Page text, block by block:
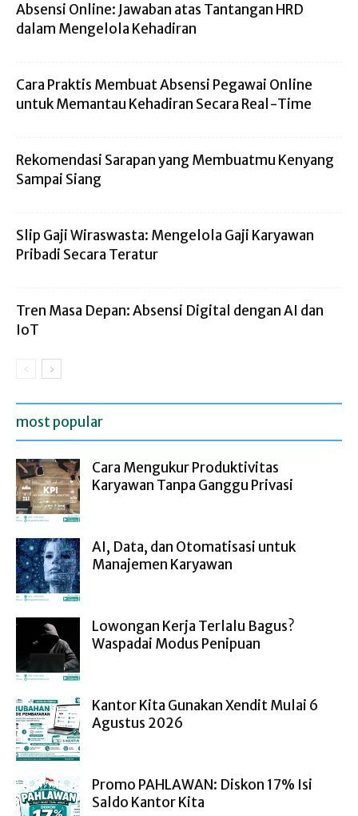
Absensi Online: Jawaban atas Tantangan HRD
dalam Mengelola Kehadiran
Cara Praktis Membuat Absensi Pegawai Online
untuk Memantau Kehadiran Secara Real-Time
Rekomendasi Sarapan yang Membuatmu Kenyang
Sampai Siang
Slip Gaji Wiraswasta: Mengelola Gaji Karyawan
Pribadi Secara Teratur
Tren Masa Depan: Absensi Digital dengan AI dan
IoT
most popular
Cara Mengukur Produktivitas
Karyawan Tanpa Ganggu Privasi
AI, Data, dan Otomatisasi untuk
Manajemen Karyawan
Lowongan Kerja Terlalu Bagus?
Waspadai Modus Penipuan
Kantor Kita Gunakan Xendit Mulai 6
Agustus 2026
Promo PAHLAWAN: Diskon 17% Isi
Saldo Kantor Kita